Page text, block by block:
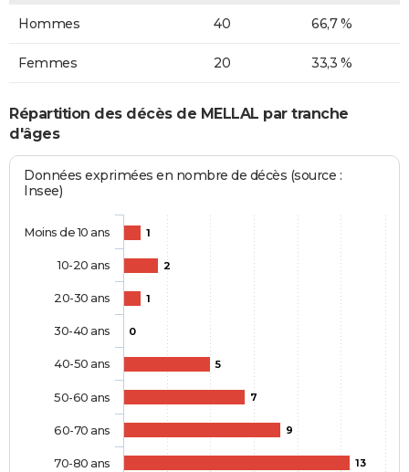
Hommes 40 66,7 %
Femmes 20 33,3 %
Répartition des décès de MELLAL par tranche
d'âges
Données exprimées en nombre de décès (source :
Insee)
1
2
1
0
5
7
9
13
Moins de 10 ans
10-20 ans
20-30 ans
30-40 ans
40-50 ans
50-60 ans
60-70 ans
70-80 ans